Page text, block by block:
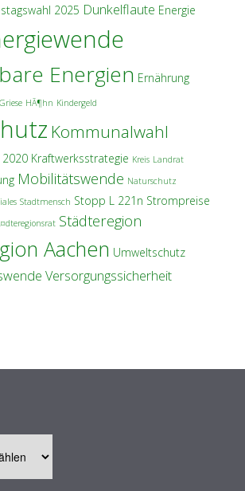
2025 Dunkelflaute Energie
Energien Ernährung
Griese HÃ¶hn Kindergeld
Kommunalwahl
Kraftwerksstrategie Kreis Landrat
Mobilitätswende Naturschutz
Stadtmensch Stopp L 221n Strompreise
Städteregion
Aachen Umweltschutz
Versorgungssicherheit